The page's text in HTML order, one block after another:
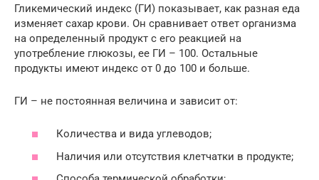
Гликемический индекс (ГИ) показывает, как разная еда
изменяет сахар крови. Он сравнивает ответ организма
на определенный продукт с его реакцией на
употребление глюкозы, ее ГИ – 100. Остальные
продукты имеют индекс от 0 до 100 и больше.
ГИ – не постоянная величина и зависит от:
Количества и вида углеводов;
Наличия или отсутствия клетчатки в продукте;